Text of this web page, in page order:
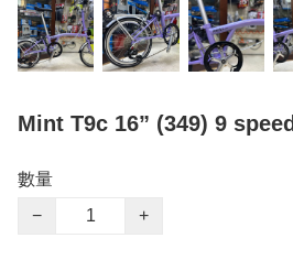
Mint T9c 16” (349) 9 speed
數量
−
+